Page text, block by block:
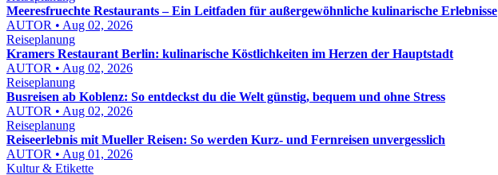
Meeresfruechte Restaurants – Ein Leitfaden für außergewöhnliche kulinarische Erlebnisse
AUTOR • Aug 02, 2026
Reiseplanung
Kramers Restaurant Berlin: kulinarische Köstlichkeiten im Herzen der Hauptstadt
AUTOR • Aug 02, 2026
Reiseplanung
Busreisen ab Koblenz: So entdeckst du die Welt günstig, bequem und ohne Stress
AUTOR • Aug 02, 2026
Reiseplanung
Reiseerlebnis mit Mueller Reisen: So werden Kurz- und Fernreisen unvergesslich
AUTOR • Aug 01, 2026
Kultur & Etikette